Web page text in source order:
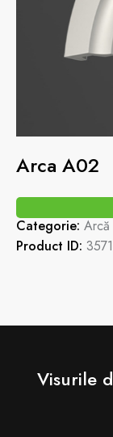
Arca A02
Categorie: Arcă
Product ID: 3571
Visurile